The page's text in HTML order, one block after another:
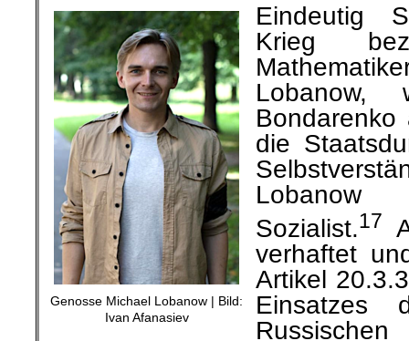
Genosse Michael Lobanow | Bild:
Ivan Afanasiev
Eindeutig
Krieg
Lobanow,
Bondarenko
die
Sozialist.17
verhaftet
Artikel
Einsatzes